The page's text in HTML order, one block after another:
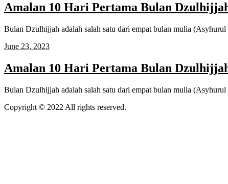
Amalan 10 Hari Pertama Bulan
Bulan Dzulhijjah adalah salah satu dari empat bulan mulia
June 23, 2023
Amalan 10 Hari Pertama Bulan
Bulan Dzulhijjah adalah salah satu dari empat bulan mulia
Copyright © 2022 All rights reserved.